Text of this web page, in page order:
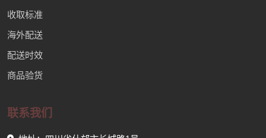
收取标准
海外配送
配送时效
商品验货
联系我们